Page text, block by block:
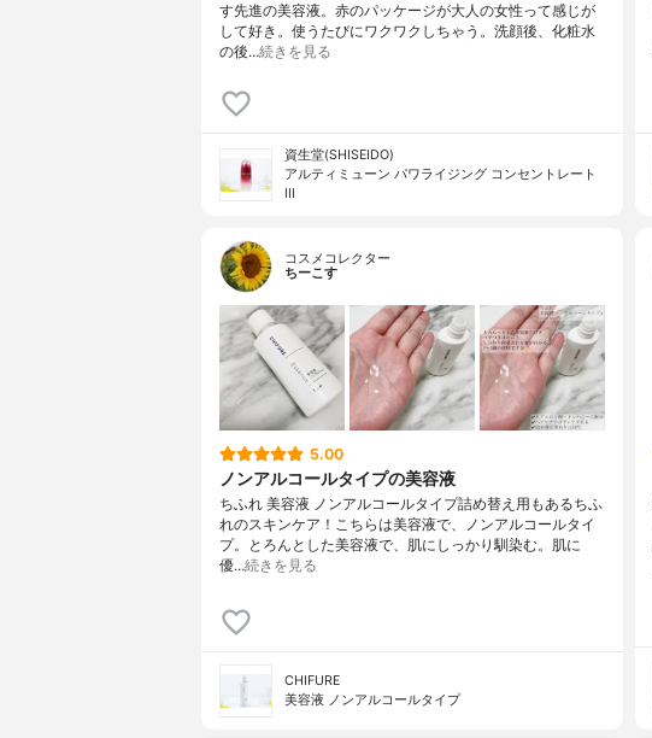
す先進の美容液。赤のパッケージが大人の女性って感じが
して好き。使うたびにワクワクしちゃう。洗顔後、化粧水
の後…続きを見る
資生堂(SHISEIDO)
アルティミューン パワライジング コンセントレート
III
コスメコレクター
ちーこす
5.00
ノンアルコールタイプの美容液
ちふれ 美容液 ノンアルコールタイプ詰め替え用もあるちふ
れのスキンケア！こちらは美容液で、ノンアルコールタイ
プ。とろんとした美容液で、肌にしっかり馴染む。肌に
優…続きを見る
CHIFURE
美容液 ノンアルコールタイプ